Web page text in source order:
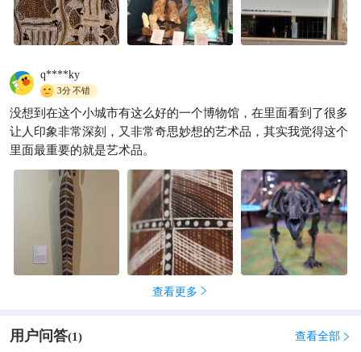
q****ky
3分不错
没想到在这个小城市有这么好的一个博物馆，在里面看到了很多
让人印象非常深刻，又非常奇思妙想的艺术品，其实我觉得这个
里面最重要的就是艺术品。
查看更多 
用户问答(1) 查看全部 